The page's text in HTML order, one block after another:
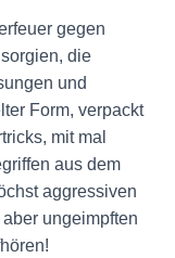
gegen
die
und
Form, verpackt
mit mal
aus dem
aggressiven
ungeimpften